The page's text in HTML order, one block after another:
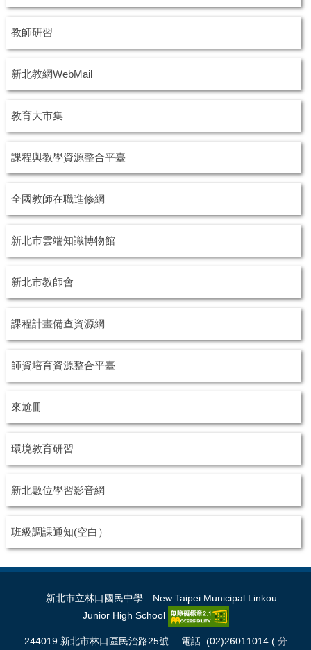
教師研習
新北教網WebMail
教育大市集
課程與教學資源整合平臺
全國教師在職進修網
新北市雲端知識博物館
新北市教師會
課程計畫備查資源網
師資培育資源整合平臺
來尬冊
環境教育研習
新北數位學習影音網
班級調課通知(空白）
::: 新北市立林口國民中學 New Taipei Municipal Linkou
Junior High School
244019 新北市林口區民治路25號 電話: (02)26011014 ( 分